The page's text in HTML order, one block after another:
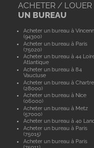
ACHETER / LOUER
UN BUREAU
Acheter un bureau à
(94300)
Acheter un bureau à Paris
(75020)
Acheter un bureau à 44
Atlantique
Acheter un bureau à 84
Vaucluse
Acheter un bureau à
(28000)
Acheter un bureau à Nice
(06000)
Acheter un bureau à Metz
(57000)
Acheter un bureau à 40
Acheter un bureau à Paris
(75015)
Acheter un bureau à Paris